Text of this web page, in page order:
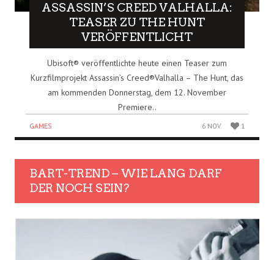
ASSASSIN’S CREED VALHALLA:
TEASER ZU THE HUNT
VERÖFFENTLICHT
Ubisoft® veröffentlichte heute einen Teaser zum
Kurzfilmprojekt Assassin’s Creed®Valhalla – The Hunt, das
am kommenden Donnerstag, dem 12. November
Premiere..
GAMES 6 NOV. 1
BART-TREND – WIE LANG DARF
DER NOCH SEIN?